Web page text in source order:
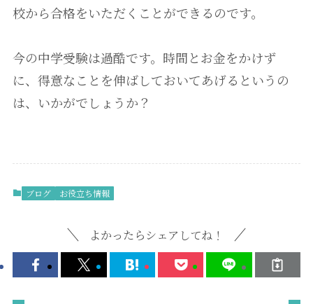
校から合格をいただくことができるのです。
今の中学受験は過酷です。時間とお金をかけず
に、得意なことを伸ばしておいてあげるというの
は、いかがでしょうか？
ブログ お役立ち情報
よかったらシェアしてね！